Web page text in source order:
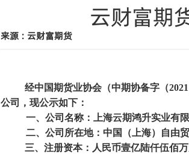
云财富期
来源 : 云财富期货
经中国期货业协会（中期协备字（
公司，现公示如下：
一、公司名称：上海云期鸿升实业有
二、公司所在地：中国（上海）自由
三、注册资本：人民币壹亿陆仟伍佰